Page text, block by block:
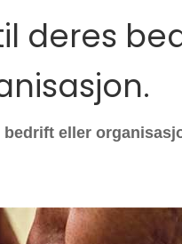
deres
eller